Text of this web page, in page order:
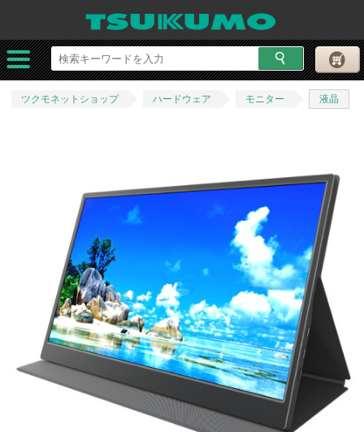
ツクモネットショップ ハードウェア モニター 液晶